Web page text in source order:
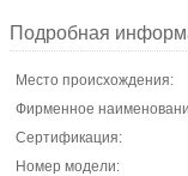
Подробная
Место происхождения:
Фирменное
Сертификация:
Номер модели: